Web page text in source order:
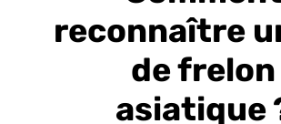
reconnaître
de frelon
asiatique